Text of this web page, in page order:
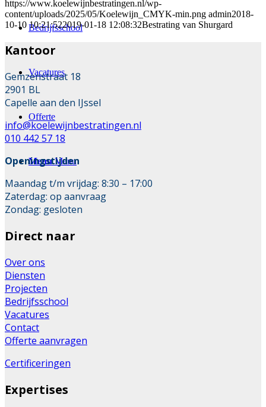
Bedrijfsschool
Vacatures
Offerte
Menu Menu
https://www.koelewijnbestratingen.nl/wp-
content/uploads/2025/05/Koelewijn_CMYK-min.png admin2018-
10-10 10:21:522019-01-18 12:08:32Bestrating van Shurgard
Kantoor
Gemzenstraat 18
2901 BL
Capelle aan den IJssel
info@koelewijnbestratingen.nl
010 442 57 18
Openingstijden
Maandag t/m vrijdag: 8:30 – 17:00
Zaterdag: op aanvraag
Zondag: gesloten
Direct naar
Over ons
Diensten
Projecten
Bedrijfsschool
Vacatures
Contact
Offerte aanvragen
Certificeringen
Expertises